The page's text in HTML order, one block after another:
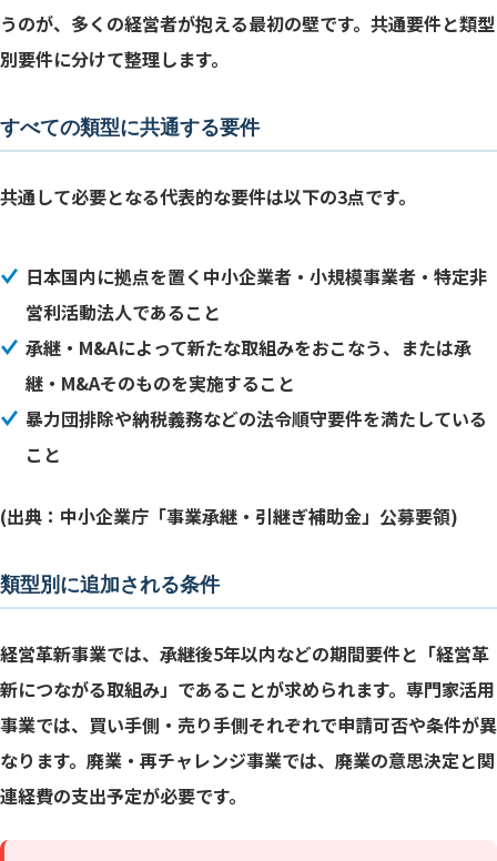
うのが、多くの経営者が抱える最初の壁です。共通要件と類型
別要件に分けて整理します。
すべての類型に共通する要件
共通して必要となる代表的な要件は以下の3点です。
日本国内に拠点を置く中小企業者・小規模事業者・特定非
営利活動法人であること
承継・M&Aによって新たな取組みをおこなう、または承
継・M&Aそのものを実施すること
暴力団排除や納税義務などの法令順守要件を満たしている
こと
(出典：中小企業庁「事業承継・引継ぎ補助金」公募要領)
類型別に追加される条件
経営革新事業では、承継後5年以内などの期間要件と「経営革
新につながる取組み」であることが求められます。専門家活用
事業では、買い手側・売り手側それぞれで申請可否や条件が異
なります。廃業・再チャレンジ事業では、廃業の意思決定と関
連経費の支出予定が必要です。